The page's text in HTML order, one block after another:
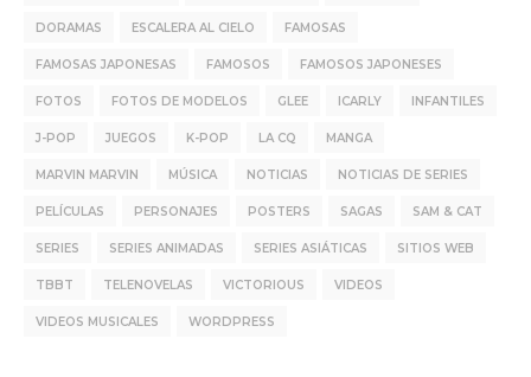
DORAMAS ESCALERA AL CIELO FAMOSAS
FAMOSAS JAPONESAS FAMOSOS FAMOSOS JAPONESES
FOTOS FOTOS DE MODELOS GLEE ICARLY INFANTILES
J-POP JUEGOS K-POP LA CQ MANGA
MARVIN MARVIN MÚSICA NOTICIAS NOTICIAS DE SERIES
PELÍCULAS PERSONAJES POSTERS SAGAS SAM & CAT
SERIES SERIES ANIMADAS SERIES ASIÁTICAS SITIOS WEB
TBBT TELENOVELAS VICTORIOUS VIDEOS
VIDEOS MUSICALES WORDPRESS